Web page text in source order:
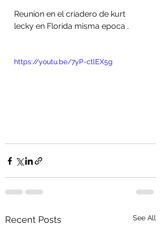
Reunion en el criadero de kurt
lecky en Florida misma epoca .
https://youtu.be/7yP-ctlEX5g
Recent Posts See All